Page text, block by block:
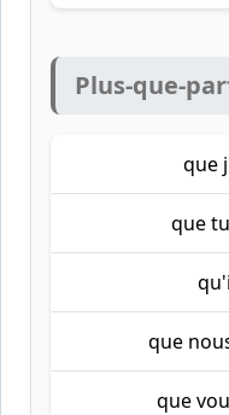
Plus-que-
que
que
que
que